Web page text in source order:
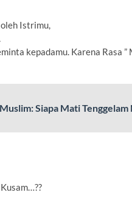
Istrimu,
kepadamu. Karena Rasa
Siapa Mati